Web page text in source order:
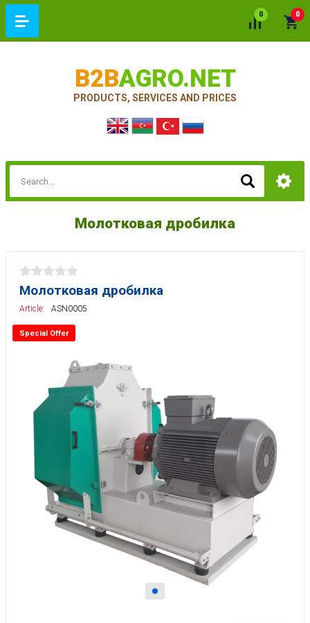
0 0
B2BAGRO.NET
PRODUCTS, SERVICES AND PRICES
Молотковая дробилка
Молотковая дробилка
Article: ASN0005
Special Offer